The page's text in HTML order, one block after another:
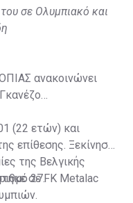
σε Ολυμπιακό και
ανακοινώνει
(22 ετών) και
επίθεσης. Ξεκίνησε
της Βελγικής
σε FK Metalac
27.